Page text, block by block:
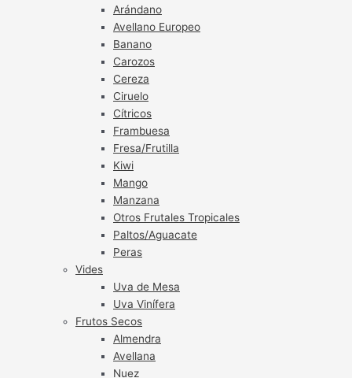
Arándano
Avellano Europeo
Banano
Carozos
Cereza
Ciruelo
Cítricos
Frambuesa
Fresa/Frutilla
Kiwi
Mango
Manzana
Otros Frutales Tropicales
Paltos/Aguacate
Peras
Vides
Uva de Mesa
Uva Vinífera
Frutos Secos
Almendra
Avellana
Nuez